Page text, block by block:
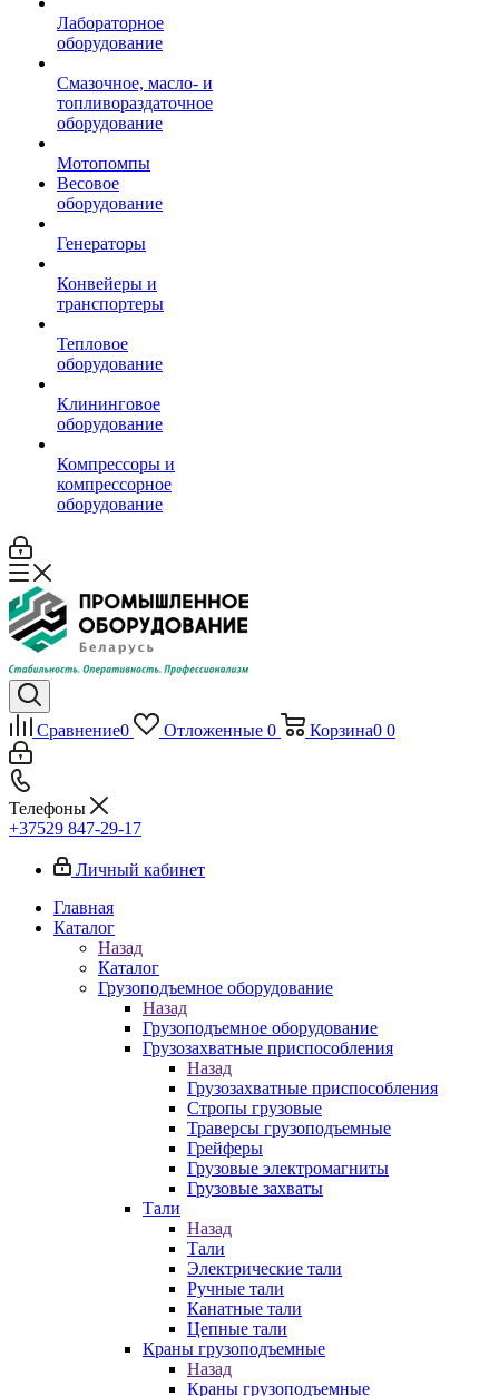
Лабораторное
оборудование
Смазочное, масло- и
топливораздаточное
оборудование
Мотопомпы
Весовое
оборудование
Генераторы
Конвейеры и
транспортеры
Тепловое
оборудование
Клининговое
оборудование
Компрессоры и
компрессорное
оборудование
Сравнение0 Отложенные 0 Корзина0 0
Телефоны
+37529 847-29-17‬
Личный кабинет
Главная
Каталог
Назад
Каталог
Грузоподъемное оборудование
Назад
Грузоподъемное оборудование
Грузозахватные приспособления
Назад
Грузозахватные приспособления
Стропы грузовые
Траверсы грузоподъемные
Грейферы
Грузовые электромагниты
Грузовые захваты
Тали
Назад
Тали
Электрические тали
Ручные тали
Канатные тали
Цепные тали
Краны грузоподъемные
Назад
Краны грузоподъемные